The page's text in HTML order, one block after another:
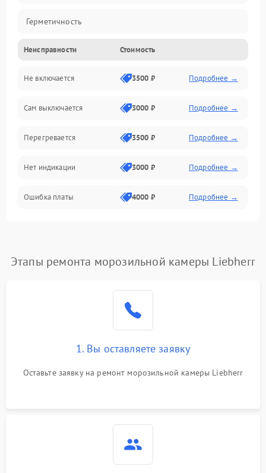
Герметичность
Механика
Неисправности Стоимость
Не включается 3500 ₽ Подробнее →
Сам выключается 3000 ₽ Подробнее →
Перегревается 3500 ₽ Подробнее →
Нет индикации 3000 ₽ Подробнее →
Ошибка платы 4000 ₽ Подробнее →
Этапы ремонта морозильной камеры Liebherr
1. Вы оставляете заявку
Оставьте заявку на ремонт морозильной камеры Liebherr